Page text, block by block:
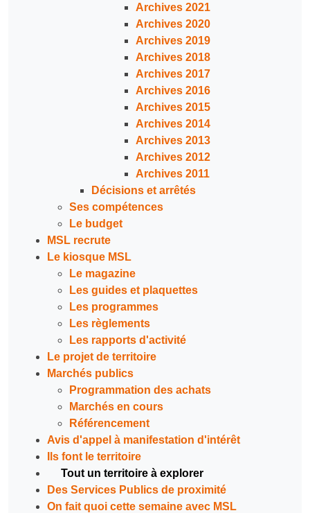
Archives 2021
Archives 2020
Archives 2019
Archives 2018
Archives 2017
Archives 2016
Archives 2015
Archives 2014
Archives 2013
Archives 2012
Archives 2011
Décisions et arrêtés
Ses compétences
Le budget
MSL recrute
Le kiosque MSL
Le magazine
Les guides et plaquettes
Les programmes
Les règlements
Les rapports d'activité
Le projet de territoire
Marchés publics
Programmation des achats
Marchés en cours
Référencement
Avis d'appel à manifestation d'intérêt
Ils font le territoire
Tout un territoire à explorer
Des Services Publics de proximité
On fait quoi cette semaine avec MSL